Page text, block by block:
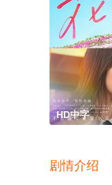
HD中字
剧情介绍